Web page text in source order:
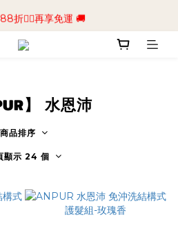
$50💰購物金📢立即註冊
折🧔‍♂️再享免運 🚚
$50💰購物金📢立即註冊
】 水恩沛
商品排序
顯示 24 個